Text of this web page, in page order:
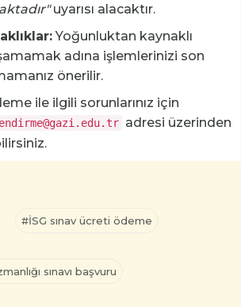
uyarısı alacaktır.
Yoğunluktan kaynaklı
adına işlemlerinizi son
önerilir.
ile ilgili sorunlarınız için
adresi üzerinden
#İSG sınav ücreti ödeme
sınavı başvuru